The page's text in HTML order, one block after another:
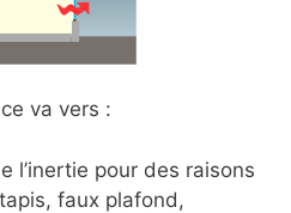
va vers :
l’inertie pour des raisons
faux plafond,